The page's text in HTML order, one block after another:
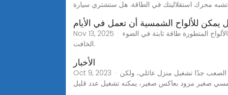
محرك استقلاليتك في الطاقة. هل ستشتري سيارة
يمكن للألواح الشمسية أن تعمل في الأيام
Nov 13, 2025 · تعمل الألواح الشمسية في الأيام الغائمة باستخدام أشعة الشمس المتفرقة، مُنتجةً ما بين 10% و40% من إنتاجها الطبيعي. تضمن الألواح المتطورة طاقة ثابتة في الضوء
الخافت.
الأخبار
Oct 9, 2023 · هل تستطيع لوحتان شمسيتان تزويد المنزل بالطاقة؟ تتراوح طاقة نظام الألواح الشمسية 2 من 800 وات إلى 1200 وات، ومن الصعب جدًا تشغيل منزل عائلي، ولكن
صغير مزود بعاكس صغير، يمكنه تشغيل عدد قليل